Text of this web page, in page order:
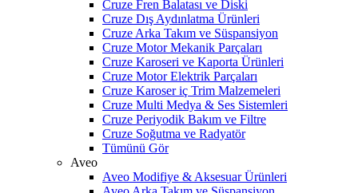
Cruze Fren Balatası ve Diski
Cruze Dış Aydınlatma Ürünleri
Cruze Arka Takım ve Süspansiyon
Cruze Motor Mekanik Parçaları
Cruze Karoseri ve Kaporta Ürünleri
Cruze Motor Elektrik Parçaları
Cruze Karoser iç Trim Malzemeleri
Cruze Multi Medya & Ses Sistemleri
Cruze Periyodik Bakım ve Filtre
Cruze Soğutma ve Radyatör
Tümünü Gör
Aveo
Aveo Modifiye & Aksesuar Ürünleri